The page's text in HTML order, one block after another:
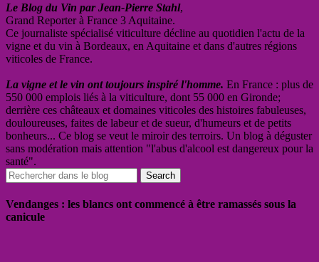
Le Blog du Vin par Jean-Pierre Stahl,
Grand Reporter à France 3 Aquitaine.
Ce journaliste spécialisé viticulture décline au quotidien l'actu de la
vigne et du vin à Bordeaux, en Aquitaine et dans d'autres régions
viticoles de France.
La vigne et le vin ont toujours inspiré l'homme. En France : plus de
550 000 emplois liés à la viticulture, dont 55 000 en Gironde;
derrière ces châteaux et domaines viticoles des histoires fabuleuses,
douloureuses, faites de labeur et de sueur, d'humeurs et de petits
bonheurs... Ce blog se veut le miroir des terroirs. Un blog à déguster
sans modération mais attention "l'abus d'alcool est dangereux pour la
santé".
Vendanges : les blancs ont commencé à être ramassés sous la
canicule